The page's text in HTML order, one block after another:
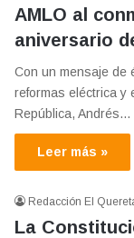
AMLO al
aniversario
Con un mensaje de
reformas eléctrica y
República, Andrés…
Leer más »
Redacción El
La